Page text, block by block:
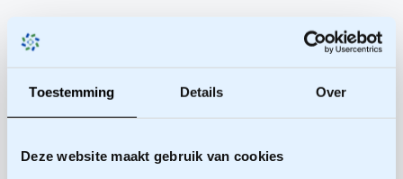
Toestemming Details Over
Deze website maakt gebruik van cookies